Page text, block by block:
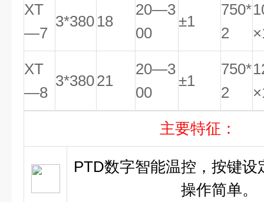
XT
—7
3*380 18
20—3
00
±1
750*
2
XT
—8
3*38021
20—3
00
±1
750*
2
主要特征：
PTD数字智能温控，按键设
操作简单。